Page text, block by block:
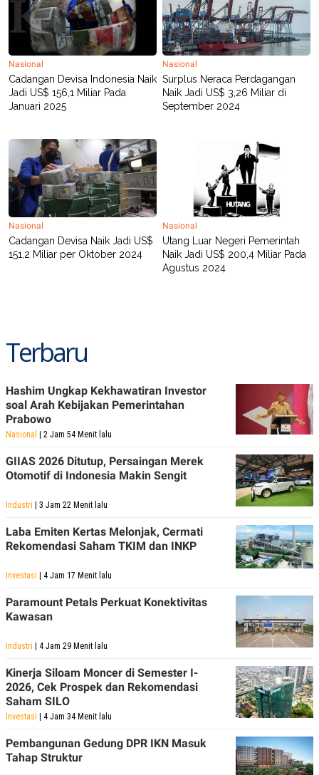
Nasional
Cadangan Devisa Indonesia Naik
Jadi US$ 156,1 Miliar Pada
Januari 2025
Nasional
Surplus Neraca Perdagangan
Naik Jadi US$ 3,26 Miliar di
September 2024
Nasional
Cadangan Devisa Naik Jadi US$
151,2 Miliar per Oktober 2024
Nasional
Utang Luar Negeri Pemerintah
Naik Jadi US$ 200,4 Miliar Pada
Agustus 2024
Terbaru
Hashim Ungkap Kekhawatiran Investor
soal Arah Kebijakan Pemerintahan
Prabowo
Nasional | 2 Jam 54 Menit lalu
GIIAS 2026 Ditutup, Persaingan Merek
Otomotif di Indonesia Makin Sengit
Industri | 3 Jam 22 Menit lalu
Laba Emiten Kertas Melonjak, Cermati
Rekomendasi Saham TKIM dan INKP
Investasi | 4 Jam 17 Menit lalu
Paramount Petals Perkuat Konektivitas
Kawasan
Industri | 4 Jam 29 Menit lalu
Kinerja Siloam Moncer di Semester I-
2026, Cek Prospek dan Rekomendasi
Saham SILO
Investasi | 4 Jam 34 Menit lalu
Pembangunan Gedung DPR IKN Masuk
Tahap Struktur